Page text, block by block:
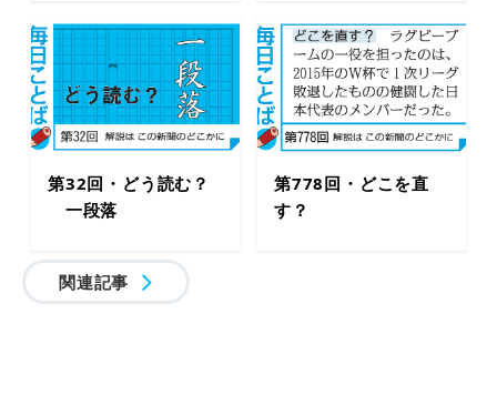
第32回・どう読む？
一段落
第778回・どこを直
す？
関連記事